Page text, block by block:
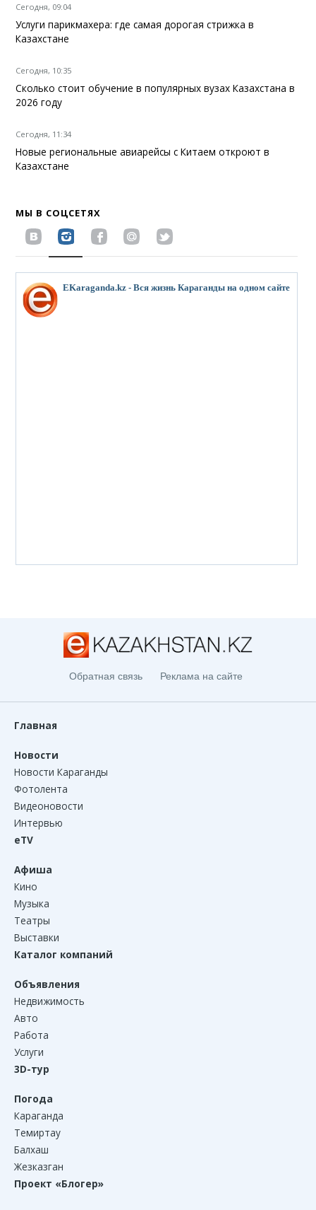
Сегодня, 09:04
Услуги парикмахера: где самая дорогая стрижка в
Казахстане
Сегодня, 10:35
Сколько стоит обучение в популярных вузах Казахстана в
2026 году
Сегодня, 11:34
Новые региональные авиарейсы с Китаем откроют в
Казахстане
МЫ В СОЦСЕТЯХ
EKaraganda.kz - Вся жизнь Караганды на одном сайте
Обратная связь Реклама на сайте
Главная
Новости
Новости Караганды
Фотолента
Видеоновости
Интервью
eTV
Афиша
Кино
Музыка
Театры
Выставки
Каталог компаний
Объявления
Недвижимость
Авто
Работа
Услуги
3D-тур
Погода
Караганда
Темиртау
Балхаш
Жезказган
Проект «Блогер»